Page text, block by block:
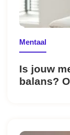
Mentaal
Is jouw
balans?